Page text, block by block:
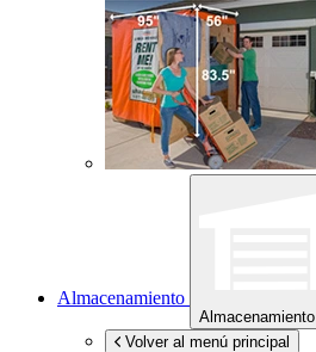
Almacenamiento
Almacenamiento
Volver al menú principal